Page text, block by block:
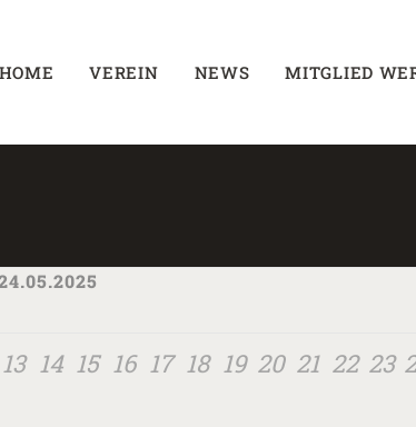
HOME VEREIN NEWS MITGLIED
13 14 15 16 17 18 19 20 21 22 23